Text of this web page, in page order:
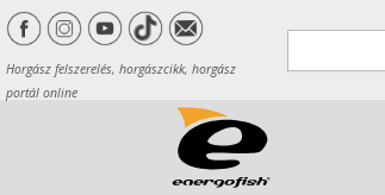
Horgász felszerelés, horgászcikk, horgász
portál online